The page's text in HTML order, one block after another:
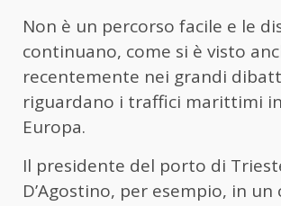
Non è un percorso facile e le
continuano, come si è visto
recentemente nei grandi
riguardano i traffici marittimi
Europa.
Il presidente del porto di
D’Agostino, per esempio, in un